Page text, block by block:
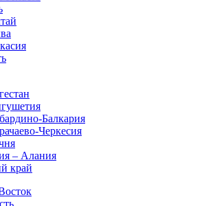
Балкария
Черкесия
– Алания
край